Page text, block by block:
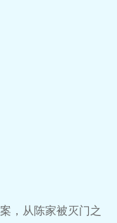
，从陈家被灭门之